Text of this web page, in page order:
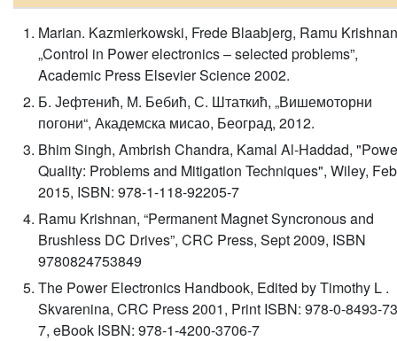
Marian. Kazmierkowski, Frede Blaabjerg, Ramu
„Control in Power electronics – selected problems”,
Academic Press Elsevier Science 2002.
Б. Јефтенић, М. Бебић, С. Штаткић, „Вишемоторни
погони“, Академска мисао, Београд, 2012.
Bhim Singh, Ambrish Chandra, Kamal Al-Haddad,
Quality: Problems and Mitigation Techniques", Wiley, Feb
2015, ISBN: 978-1-118-92205-7
Ramu Krishnan, “Permanent Magnet Syncronous and
Brushless DC Drives”, CRC Press, Sept 2009, ISBN
9780824753849
The Power Electronics Handbook, Edited by Timothy L .
Skvarenina, CRC Press 2001, Print ISBN:
7, eBook ISBN: 978‐1‐4200‐3706‐7